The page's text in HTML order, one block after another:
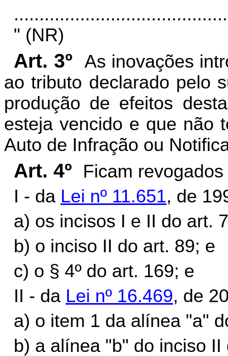
" (NR)
Art. 3º
As inovações
ao tributo declarado pelo
produção de efeitos
esteja vencido e que não
Auto de Infração ou
Art. 4º
Ficam
I - da Lei nº 11.651, de
a) os incisos I e II do art.
b) o inciso II do art. 89; e
c) o § 4º do art. 169; e
II - da Lei nº 16.469, de
a) o item 1 da alínea "a"
b) a alínea "b" do inciso II